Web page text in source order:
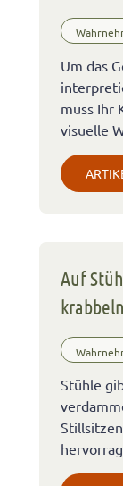
Um das
muss Ihr
visuelle
Auf
krabbeln
Stühle